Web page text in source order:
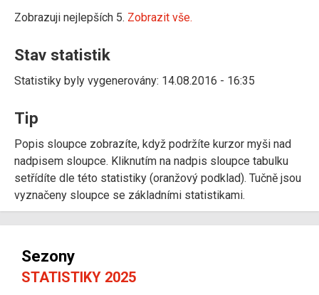
Zobrazuji nejlepších 5. Zobrazit vše.
Stav statistik
Statistiky byly vygenerovány: 14.08.2016 - 16:35
Tip
Popis sloupce zobrazíte, když podržíte kurzor myši nad
nadpisem sloupce. Kliknutím na nadpis sloupce tabulku
setřídíte dle této statistiky (oranžový podklad). Tučně jsou
vyznačeny sloupce se základními statistikami.
Sezony
STATISTIKY 2025